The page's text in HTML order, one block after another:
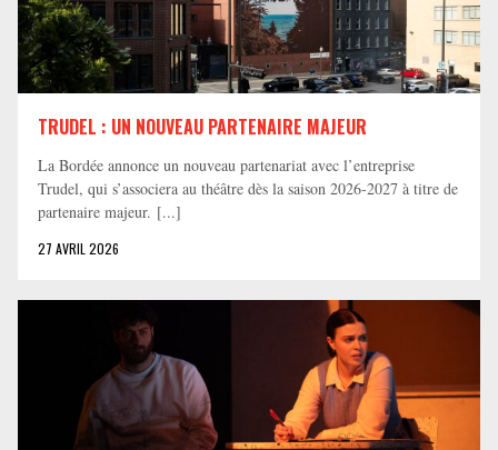
TRUDEL : UN NOUVEAU PARTENAIRE MAJEUR
La Bordée annonce un nouveau partenariat avec l’entreprise
Trudel, qui s’associera au théâtre dès la saison 2026-2027 à titre de
partenaire majeur. [...]
27 AVRIL 2026